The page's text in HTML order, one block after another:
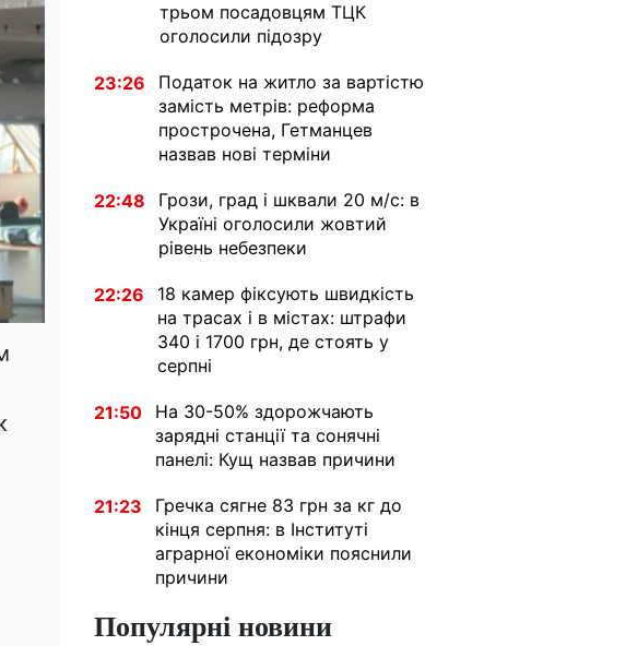
трьом посадовцям ТЦК
оголосили підозру
23:26
Податок на житло за вартістю
замість метрів: реформа
прострочена, Гетманцев
назвав нові терміни
22:48
Грози, град і шквали 20 м/с: в
Україні оголосили жовтий
рівень небезпеки
22:26
18 камер фіксують швидкість
на трасах і в містах: штрафи
340 і 1700 грн, де стоять у
серпні
21:50
На 30-50% здорожчають
зарядні станції та сонячні
панелі: Кущ назвав причини
21:23
Гречка сягне 83 грн за кг до
кінця серпня: в Інституті
аграрної економіки пояснили
причини
Популярні новини